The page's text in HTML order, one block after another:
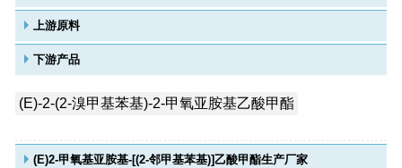
上游原料
下游产品
(E)-2-(2-溴甲基苯基)-2-甲氧亚胺基乙酸甲酯
(E)2-甲氧基亚胺基-[(2-邻甲基苯基)]乙酸甲酯生产厂家